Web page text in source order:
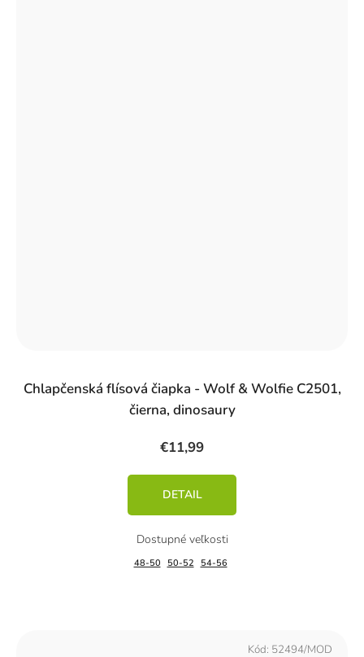
Chlapčenská flísová čiapka - Wolf & Wolfie C2501,
čierna, dinosaury
€11,99
DETAIL
48-50 50-52 54-56
Kód: 52494/MOD